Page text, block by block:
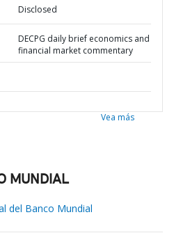
Disclosed
DECPG daily brief economics and
financial market commentary
Vea más
MUNDIAL
del Banco Mundial